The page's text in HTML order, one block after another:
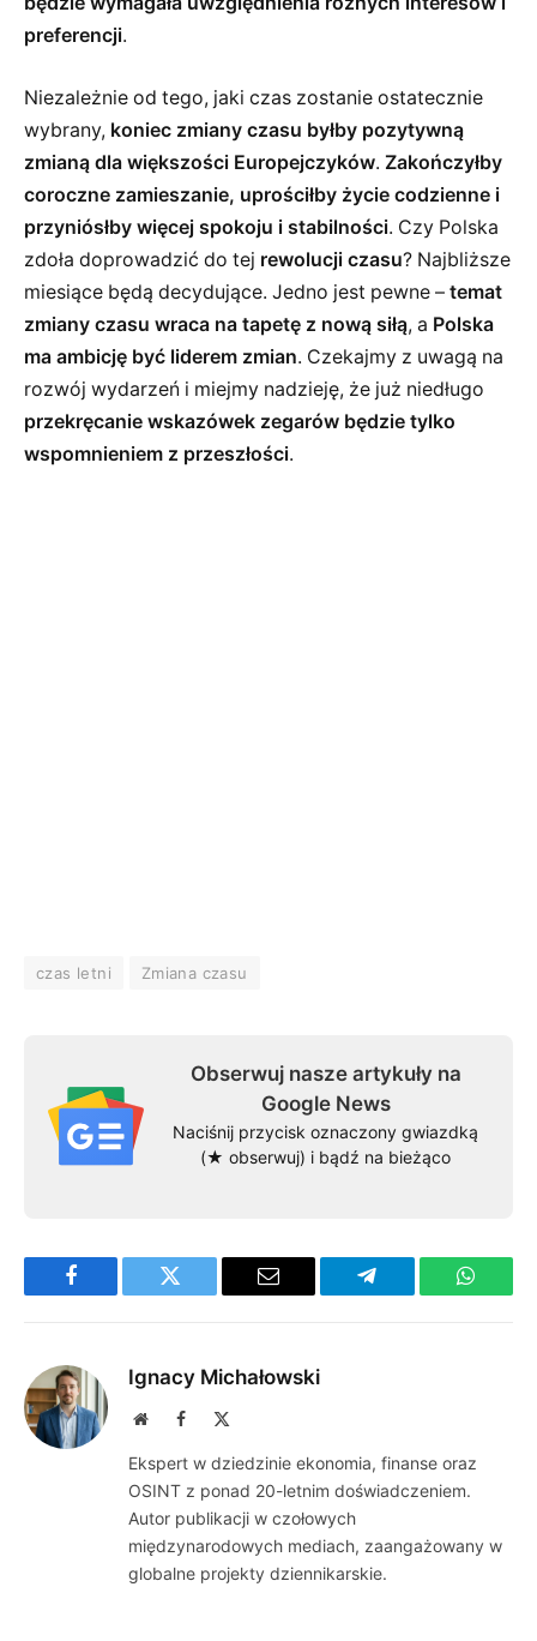
preferencji.
Niezależnie od tego, jaki czas zostanie ostatecznie
wybrany, koniec zmiany czasu byłby pozytywną
zmianą dla większości Europejczyków. Zakończyłby
coroczne zamieszanie, uprościłby życie codzienne i
przyniósłby więcej spokoju i stabilności. Czy Polska
zdoła doprowadzić do tej rewolucji czasu? Najbliższe
miesiące będą decydujące. Jedno jest pewne – temat
zmiany czasu wraca na tapetę z nową siłą, a Polska
ma ambicję być liderem zmian. Czekajmy z uwagą na
rozwój wydarzeń i miejmy nadzieję, że już niedługo
przekręcanie wskazówek zegarów będzie tylko
wspomnieniem z przeszłości.
czas letni Zmiana czasu
Obserwuj nasze artykuły na
Google News
Naciśnij przycisk oznaczony gwiazdką
(★ obserwuj) i bądź na bieżąco
Facebook Twitter Email Telegram
Ignacy Michałowski
WebsiteFacebook
Ekspert w dziedzinie ekonomia, finanse oraz
OSINT z ponad 20-letnim doświadczeniem.
Autor publikacji w czołowych
międzynarodowych mediach, zaangażowany w
globalne projekty dziennikarskie.